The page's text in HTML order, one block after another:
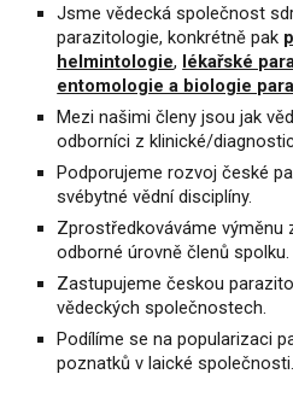
Jsme vědecká společnost
parazitologie, konkrétně pak
helmintologie, lékařské
entomologie a biologie
Mezi našimi členy jsou jak
odborníci z klinické/
Podporujeme rozvoj české
svébytné vědní disciplíny.
Zprostředkováváme výměnu
odborné úrovně členů spolku.
Zastupujeme českou
vědeckých společnostech.
Podílíme se na popularizaci
poznatků v laické společnosti.